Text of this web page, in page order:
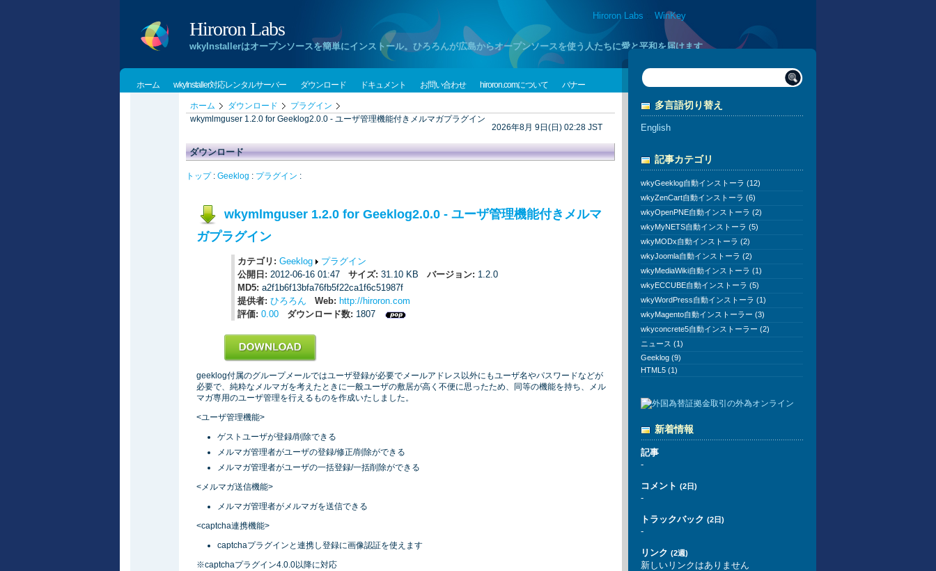
Hiroron Labs :: WinKey
Hiroron Labs
wkyInstallerはオープンソースを簡単にインストール。ひろろんが広島からオープンソースを使う人たちに愛と平和を届けます
ホーム wkyInstaller対応レンタルサーバー ダウンロード ドキュメント お問い合わせ hiroron.comについて バナー
ホーム ダウンロード
プラグイン
wkymlmguser 1.2.0 for Geeklog2.0.0 - ユーザ管理機能付きメルマガプラグイン
2026年8月 9日(日) 02:28 JST
ダウンロード
トップ: Geeklog : プラグイン :
wkymlmguser 1.2.0 for Geeklog2.0.0 - ユーザ管理機能付きメルマ
ガプラグイン
カテゴリ: Geeklog
プラグイン
公開日: 2012-06-16 01:47 サイズ: 31.10 KB バージョン: 1.2.0
MD5: a2f1b6f13bfa76fb5f22ca1f6c51987f
提供者: ひろろん Web: http://hiroron.com
評価: 0.00 ダウンロード数: 1807
geeklog付属のグループメールではユーザ登録が必要でメールアドレス以外にもユーザ名やパスワードなどが
必要で、純粋なメルマガを考えたときに一般ユーザの敷居が高く不便に思ったため、同等の機能を持ち、メル
マガ専用のユーザ管理を行えるものを作成いたしました。
<ユーザ管理機能>
ゲストユーザが登録/削除できる
メルマガ管理者がユーザの登録/修正/削除ができる
メルマガ管理者がユーザの一括登録/一括削除ができる
<メルマガ送信機能>
メルマガ管理者がメルマガを送信できる
<captcha連携機能>
captchaプラグインと連携し登録に画像認証を使えます
※captchaプラグイン4.0.0以降に対応
多言語切り替え
English
記事カテゴリ
wkyGeeklog自動インストーラ (12)
wkyZenCart自動インストーラ (6)
wkyOpenPNE自動インストーラ (2)
wkyMyNETS自動インストーラ (5)
wkyMODx自動インストーラ (2)
wkyJoomla自動インストーラ (2)
wkyMediaWiki自動インストーラ (1)
wkyECCUBE自動インストーラ (5)
wkyWordPress自動インストーラ (1)
wkyMagento自動インストーラー (3)
wkyconcrete5自動インストーラー (2)
ニュース (1)
Geeklog (9)
HTML5 (1)
新着情報
記事
-
コメント (2日)
-
トラックバック (2日)
-
リンク (2週)
新しいリンクはありません